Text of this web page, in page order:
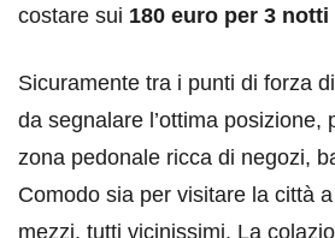
costare sui 180 euro per 3 notti
Sicuramente tra i punti di forza
da segnalare l’ottima posizione,
zona pedonale ricca di negozi,
Comodo sia per visitare la città
mezzi, tutti vicinissimi. La